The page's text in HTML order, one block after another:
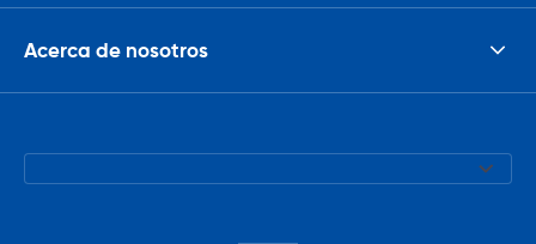
Acerca de nosotros